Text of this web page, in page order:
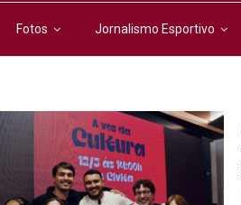
Fotos Jornalismo Esportivo